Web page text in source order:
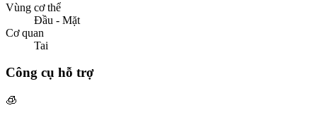
Vùng cơ thể
Đầu - Mặt
Cơ quan
Tai
Công cụ hỗ trợ
🧊